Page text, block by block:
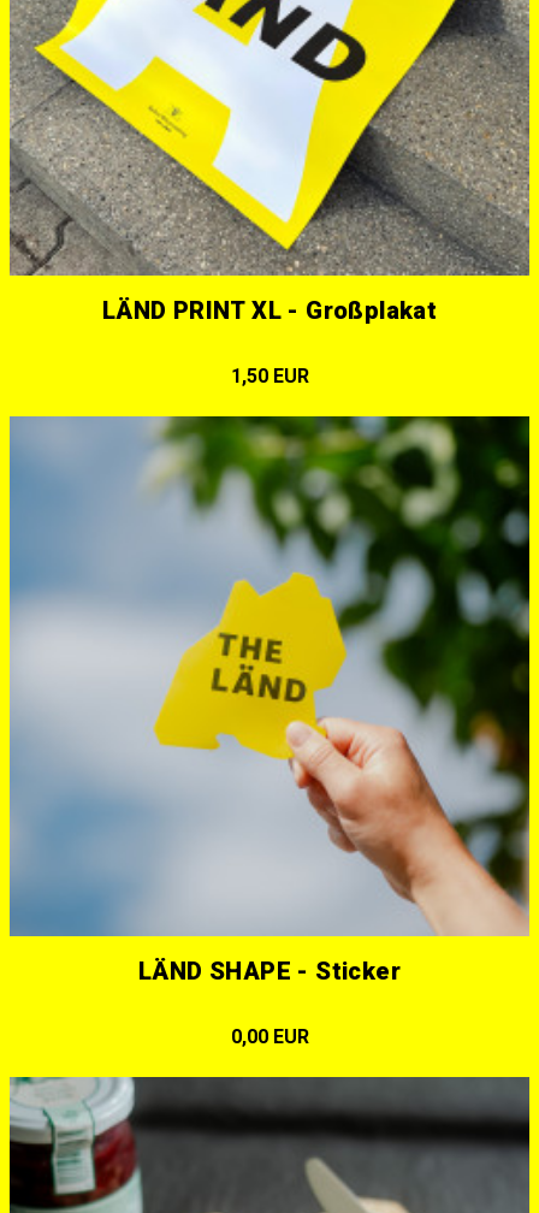
LÄND PRINT XL - Großplakat
1,50 EUR
LÄND SHAPE - Sticker
0,00 EUR